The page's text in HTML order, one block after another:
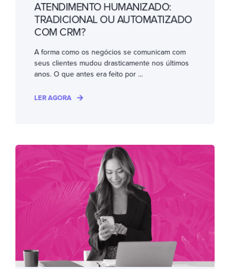
ATENDIMENTO HUMANIZADO:
TRADICIONAL OU AUTOMATIZADO
COM CRM?
A forma como os negócios se comunicam com
seus clientes mudou drasticamente nos últimos
anos. O que antes era feito por ...
LER AGORA